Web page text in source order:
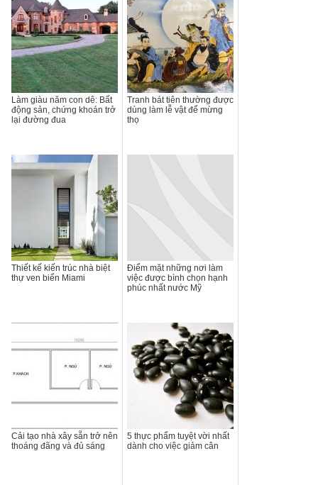
Làm giàu năm con dê: Bất
động sản, chứng khoán trở
lại đường đua
Tranh bát tiên thường được
dùng làm lễ vật để mừng
thọ
Thiết kế kiến trúc nhà biệt
thự ven biển Miami
Điểm mặt những nơi làm
việc được bình chọn hạnh
phúc nhất nước Mỹ
Cải tạo nhà xây sẵn trở nên
thoáng đãng và đủ sáng
5 thực phẩm tuyệt vời nhất
dành cho việc giảm cân